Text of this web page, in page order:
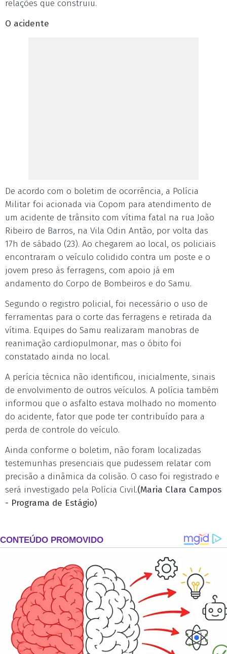
relações que construiu.
O acidente
De acordo com o boletim de ocorrência, a Polícia
Militar foi acionada via Copom para atendimento de
um acidente de trânsito com vítima fatal na rua João
Ribeiro de Barros, na Vila Odin Antão, por volta das
17h de sábado (23). Ao chegarem ao local, os policiais
encontraram o veículo colidido contra um poste e o
jovem preso às ferragens, com apoio já em
andamento do Corpo de Bombeiros e do Samu.
Segundo o registro policial, foi necessário o uso de
ferramentas para o corte das ferragens e retirada da
vítima. Equipes do Samu realizaram manobras de
reanimação cardiopulmonar, mas o óbito foi
constatado ainda no local.
A perícia técnica não identificou, inicialmente, sinais
de envolvimento de outros veículos. A polícia também
informou que o asfalto estava molhado no momento
do acidente, fator que pode ter contribuído para a
perda de controle do veículo.
Ainda conforme o boletim, não foram localizadas
testemunhas presenciais que pudessem relatar com
precisão a dinâmica da colisão. O caso foi registrado e
será investigado pela Polícia Civil.(Maria Clara Campos
- Programa de Estágio)